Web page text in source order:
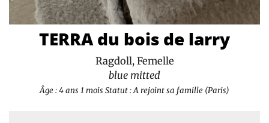
TERRA du bois de larry
Ragdoll, Femelle
blue mitted
Âge : 4 ans 1 mois Statut : A rejoint sa famille (Paris)